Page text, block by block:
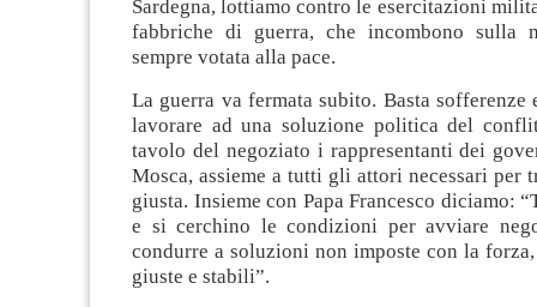
Sardegna, lottiamo contro le esercitazioni
fabbriche di guerra, che incombono sulla
sempre votata alla pace.
La guerra va fermata subito. Basta sofferenze
lavorare ad una soluzione politica del
tavolo del negoziato i rappresentanti dei
Mosca, assieme a tutti gli attori necessari per
giusta. Insieme con Papa Francesco diciamo:
e si cerchino le condizioni per avviare
condurre a soluzioni non imposte con la
giuste e stabili”.